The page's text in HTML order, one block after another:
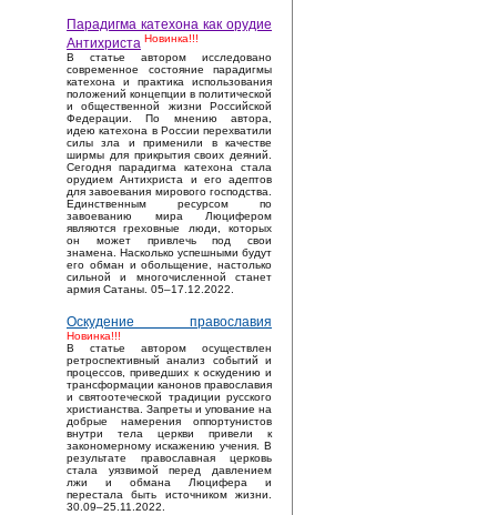
Парадигма катехона как орудие
Антихриста Новинка!!!
В статье автором исследовано
современное состояние парадигмы
катехона и практика использования
положений концепции в политической
и общественной жизни Российской
Федерации. По мнению автора,
идею катехона в России перехватили
силы зла и применили в качестве
ширмы для прикрытия своих деяний.
Сегодня парадигма катехона стала
орудием Антихриста и его адептов
для завоевания мирового господства.
Единственным ресурсом по
завоеванию мира Люцифером
являются греховные люди, которых
он может привлечь под свои
знамена. Насколько успешными будут
его обман и обольщение, настолько
сильной и многочисленной станет
армия Сатаны. 05–17.12.2022.
Оскудение православия
Новинка!!!
В статье автором осуществлен
ретроспективный анализ событий и
процессов, приведших к оскудению и
трансформации канонов православия
и святоотеческой традиции русского
христианства. Запреты и упование на
добрые намерения оппортунистов
внутри тела церкви привели к
закономерному искажению учения. В
результате православная церковь
стала уязвимой перед давлением
лжи и обмана Люцифера и
перестала быть источником жизни.
30.09–25.11.2022.